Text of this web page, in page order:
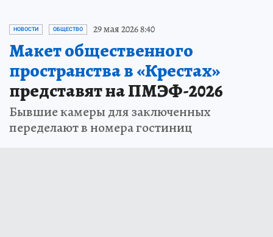
НОВОСТИ ОБЩЕСТВО 29 мая 2026 8:40
Макет общественного
пространства в «Крестах»
представят на ПМЭФ-2026
Бывшие камеры для заключенных
переделают в номера гостиниц